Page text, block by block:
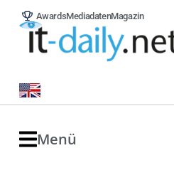
AwardsMediadatenMagazin
Menü